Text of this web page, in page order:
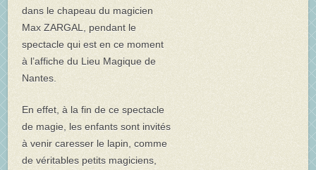
dans le chapeau du magicien
Max ZARGAL, pendant le
spectacle qui est en ce moment
à l’affiche du Lieu Magique de
Nantes.
En effet, à la fin de ce spectacle
de magie, les enfants sont invités
à venir caresser le lapin, comme
de véritables petits magiciens,